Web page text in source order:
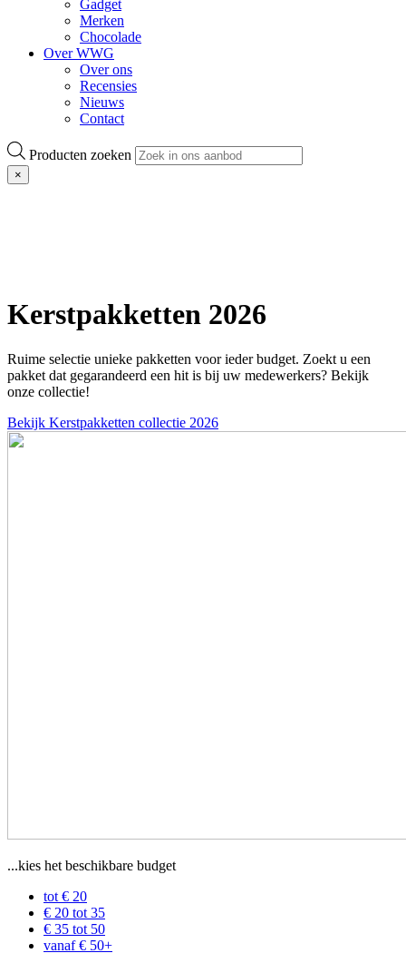
Gadget
Merken
Chocolade
Over WWG
Over ons
Recensies
Nieuws
Contact
Producten zoeken
×
Kerstpakketten 2026
Ruime selectie unieke pakketten voor ieder budget. Zoekt u een
pakket dat gegarandeerd een hit is bij uw medewerkers? Bekijk
onze collectie!
Bekijk Kerstpakketten collectie 2026
...kies het beschikbare budget
tot € 20
€ 20 tot 35
€ 35 tot 50
vanaf € 50+